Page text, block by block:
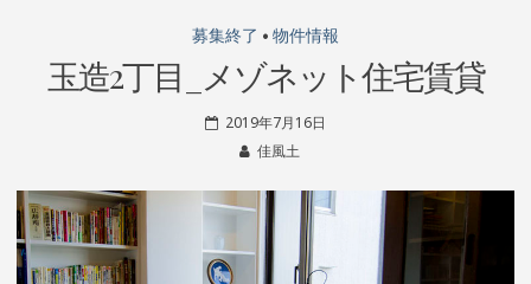
募集終了 • 物件情報
玉造2丁目_メゾネット住宅賃貸
2019年7月16日
佳風土